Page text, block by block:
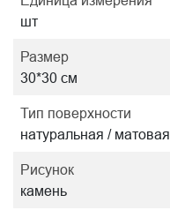
шт
Размер
30*30 см
Тип поверхности
натуральная / матовая
Рисунок
камень